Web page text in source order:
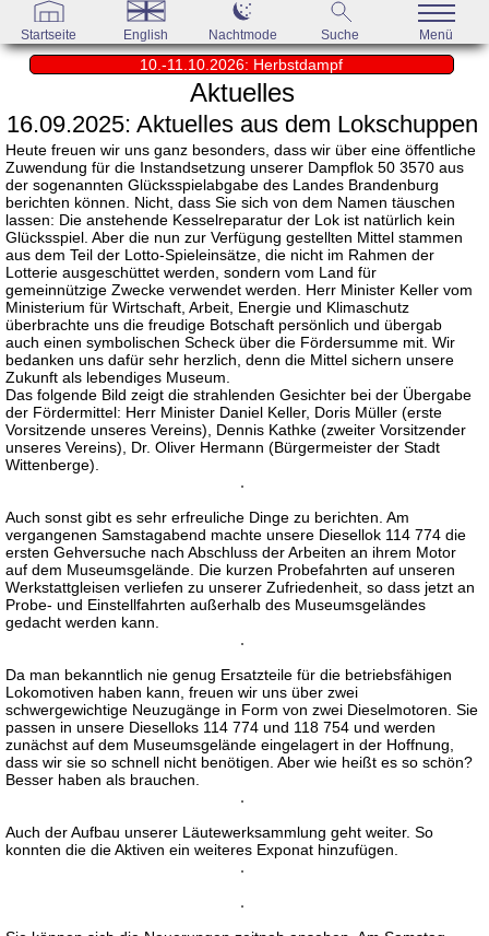
Startseite English Nachtmode Suche Menü
10.-11.10.2026: Herbstdampf
Aktuelles
16.09.2025: Aktuelles aus dem Lokschuppen
Heute freuen wir uns ganz besonders, dass wir über eine öffentliche
Zuwendung für die Instandsetzung unserer Dampflok 50 3570 aus
der sogenannten Glücksspielabgabe des Landes Brandenburg
berichten können. Nicht, dass Sie sich von dem Namen täuschen
lassen: Die anstehende Kesselreparatur der Lok ist natürlich kein
Glücksspiel. Aber die nun zur Verfügung gestellten Mittel stammen
aus dem Teil der Lotto-Spieleinsätze, die nicht im Rahmen der
Lotterie ausgeschüttet werden, sondern vom Land für
gemeinnützige Zwecke verwendet werden. Herr Minister Keller vom
Ministerium für Wirtschaft, Arbeit, Energie und Klimaschutz
überbrachte uns die freudige Botschaft persönlich und übergab
auch einen symbolischen Scheck über die Fördersumme mit. Wir
bedanken uns dafür sehr herzlich, denn die Mittel sichern unsere
Zukunft als lebendiges Museum.
Das folgende Bild zeigt die strahlenden Gesichter bei der Übergabe
der Fördermittel: Herr Minister Daniel Keller, Doris Müller (erste
Vorsitzende unseres Vereins), Dennis Kathke (zweiter Vorsitzender
unseres Vereins), Dr. Oliver Hermann (Bürgermeister der Stadt
Wittenberge).
Auch sonst gibt es sehr erfreuliche Dinge zu berichten. Am
vergangenen Samstagabend machte unsere Diesellok 114 774 die
ersten Gehversuche nach Abschluss der Arbeiten an ihrem Motor
auf dem Museumsgelände. Die kurzen Probefahrten auf unseren
Werkstattgleisen verliefen zu unserer Zufriedenheit, so dass jetzt an
Probe- und Einstellfahrten außerhalb des Museumsgeländes
gedacht werden kann.
Da man bekanntlich nie genug Ersatzteile für die betriebsfähigen
Lokomotiven haben kann, freuen wir uns über zwei
schwergewichtige Neuzugänge in Form von zwei Dieselmotoren. Sie
passen in unsere Dieselloks 114 774 und 118 754 und werden
zunächst auf dem Museumsgelände eingelagert in der Hoffnung,
dass wir sie so schnell nicht benötigen. Aber wie heißt es so schön?
Besser haben als brauchen.
Auch der Aufbau unserer Läutewerksammlung geht weiter. So
konnten die die Aktiven ein weiteres Exponat hinzufügen.